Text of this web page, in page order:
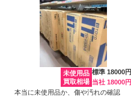
未使用品
買取相場
標準 18000円
当社 18000円
本当に未使用品か、傷や汚れの確認